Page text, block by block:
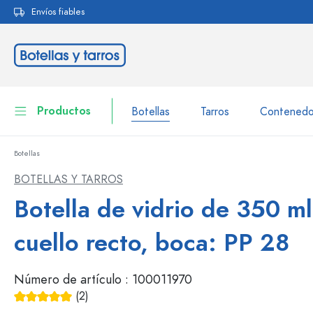
Saltar a la navegación principal
Envíos fiables
Productos Botellas Tarros
Tarros
Botellas según la marca
Botellas
BOTELLAS Y TARROS
Botella de vidrio de 350
cuello recto, boca: PP 28
Número de artículo : 100011970
(2)